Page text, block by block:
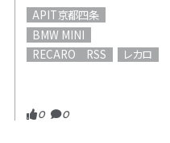
APIT京都四条
BMW MINI
RECARO RSS
レカロ
0 0